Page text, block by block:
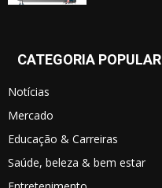
CATEGORIA POPULAR
Notícias
Mercado
Educação & Carreiras
Saúde, beleza & bem estar